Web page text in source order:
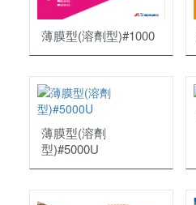
水泥墊塊
薄膜型(溶劑型)#1000
薄膜型(溶劑
型)#5000U